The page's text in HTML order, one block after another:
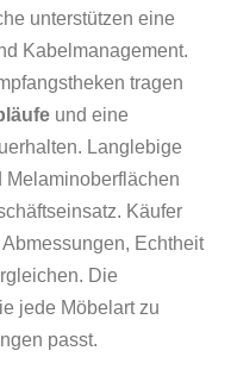
unterstützen eine
Kabelmanagement.
tragen
und eine
Langlebige
Melaminoberflächen
Käufer
Echtheit
Die
jede Möbelart zu
passt.